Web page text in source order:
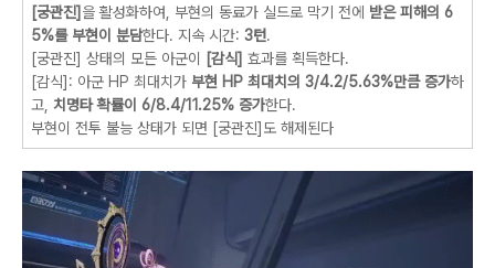
[궁관진] 을 활성화하여, 부현의 동료가 실드로 막기 전에 받은 피해의 6
5%를 부현이 분담한다. 지속 시간: 3턴.
[궁관진] 상태의 모든 아군이
[감식] 효과를 획득한다.
[감식]: 아군 HP 최대치가 부현 HP 최대치의 3/4.2/5.63%만큼 증가하
고, 치명타 확률이 6/8.4/11.25% 증가한다.
부현이 전투 불능 상태가 되면 [궁관진]도 해제된다